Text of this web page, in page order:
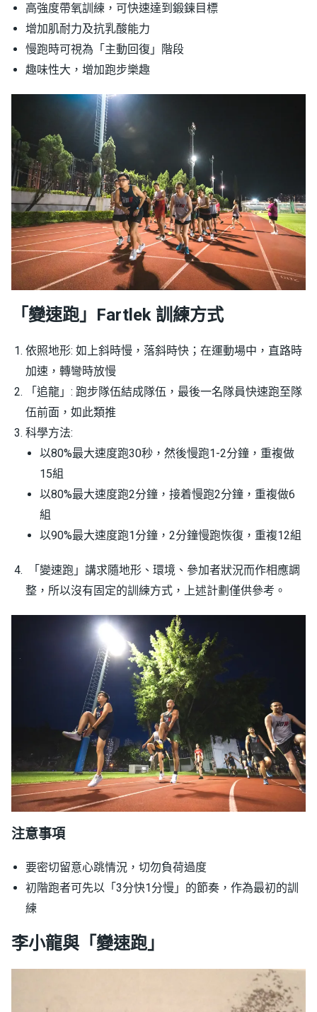
高強度帶氧訓練，可快速達到鍛鍊目標
增加肌耐力及抗乳酸能力
慢跑時可視為「主動回復」階段
趣味性大，增加跑步樂趣
「變速跑」Fartlek 訓練方式
依照地形: 如上斜時慢，落斜時快；在運動場中，直路時
加速，轉彎時放慢
「追龍」: 跑步隊伍結成隊伍，最後一名隊員快速跑至隊
伍前面，如此類推
科學方法:
以80%最大速度跑30秒，然後慢跑1-2分鐘，重複做
15組
以80%最大速度跑2分鐘，接着慢跑2分鐘，重複做6
組
以90%最大速度跑1分鐘，2分鐘慢跑恢復，重複12組
「變速跑」講求隨地形、環境、參加者狀況而作相應調
整，所以沒有固定的訓練方式，上述計劃僅供參考。
注意事項
要密切留意心跳情況，切勿負荷過度
初階跑者可先以「3分快1分慢」的節奏，作為最初的訓
練
李小龍與「變速跑」